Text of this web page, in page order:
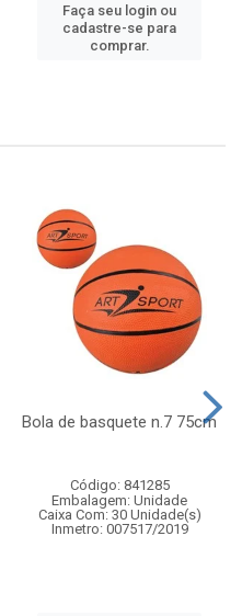
Faça seu login ou
cadastre-se para
comprar.
Bola de basquete n.7 75cm
Código: 841285
Embalagem: Unidade
Caixa Com: 30 Unidade(s)
Inmetro: 007517/2019